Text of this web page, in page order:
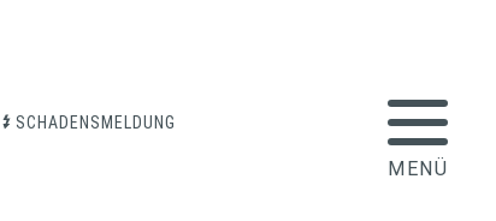
SCHADENSMELDUNG